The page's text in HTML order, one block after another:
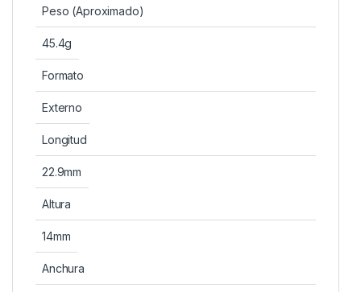
Peso (Aproximado)
45.4g
Formato
Externo
Longitud
22.9mm
Altura
14mm
Anchura